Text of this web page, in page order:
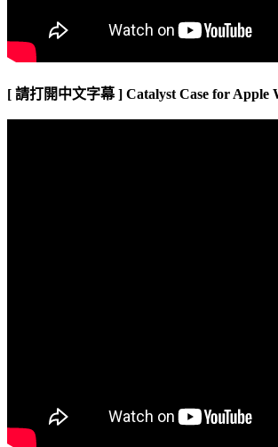
[ 請打開中文字幕 ] Catalyst Case for Apple